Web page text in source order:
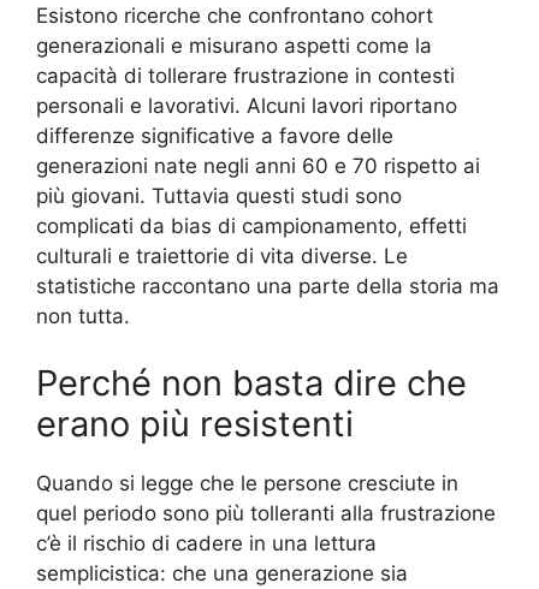
Esistono ricerche che confrontano cohort
generazionali e misurano aspetti come la
capacità di tollerare frustrazione in contesti
personali e lavorativi. Alcuni lavori riportano
differenze significative a favore delle
generazioni nate negli anni 60 e 70 rispetto ai
più giovani. Tuttavia questi studi sono
complicati da bias di campionamento, effetti
culturali e traiettorie di vita diverse. Le
statistiche raccontano una parte della storia ma
non tutta.
Perché non basta dire che
erano più resistenti
Quando si legge che le persone cresciute in
quel periodo sono più tolleranti alla frustrazione
c’è il rischio di cadere in una lettura
semplicistica: che una generazione sia